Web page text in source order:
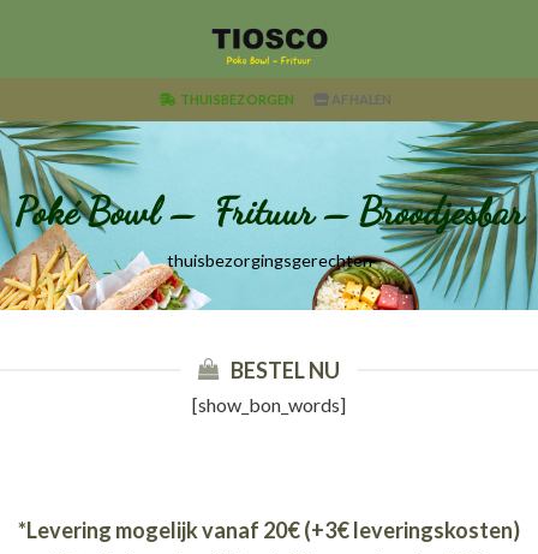
THUISBEZORGEN AFHALEN
Poké Bowl – Frituur – Broodjesbar
thuisbezorgingsgerechten
BESTEL NU
[show_bon_words]
*Levering mogelijk vanaf 20€ (+3€ leveringskosten)